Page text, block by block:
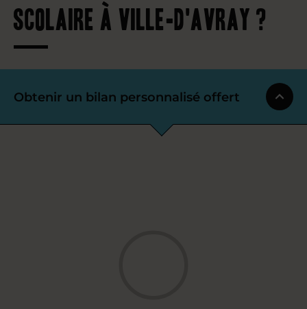
scolaire à Ville-d'Avray ?
Obtenir un bilan personnalisé offert